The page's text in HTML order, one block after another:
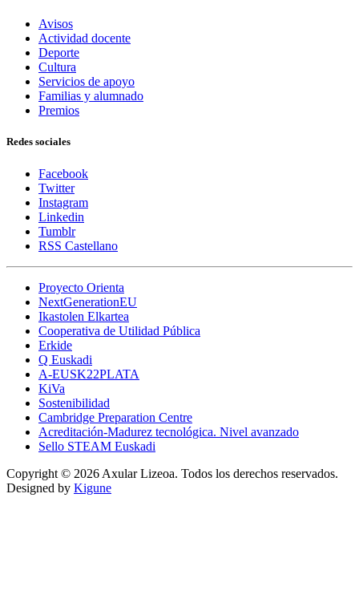
Avisos
Actividad docente
Deporte
Cultura
Servicios de apoyo
Familias y alumnado
Premios
Redes sociales
Facebook
Twitter
Instagram
Linkedin
Tumblr
RSS Castellano
Proyecto Orienta
NextGenerationEU
Ikastolen Elkartea
Cooperativa de Utilidad Pública
Erkide
Q Euskadi
A-EUSK22PLATA
KiVa
Sostenibilidad
Cambridge Preparation Centre
Acreditación-Madurez tecnológica. Nivel avanzado
Sello STEAM Euskadi
Copyright © 2026 Axular Lizeoa. Todos los derechos reservados.
Designed by Kigune